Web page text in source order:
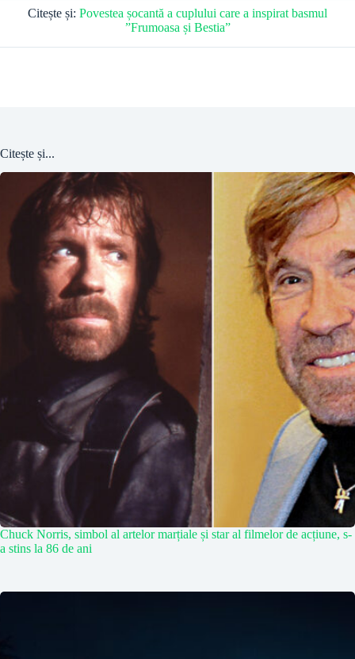
Citește și: Povestea șocantă a cuplului care a inspirat basmul
”Frumoasa și Bestia”
Citește și...
Chuck Norris, simbol al artelor marțiale și star al filmelor de acțiune, s-
a stins la 86 de ani